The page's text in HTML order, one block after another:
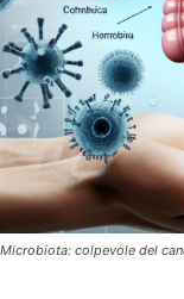
Microbiota: colpevole del